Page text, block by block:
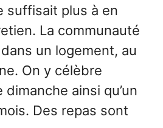
suffisait plus à en
La communauté
un logement, au
On y célèbre
dimanche ainsi qu’un
Des repas sont